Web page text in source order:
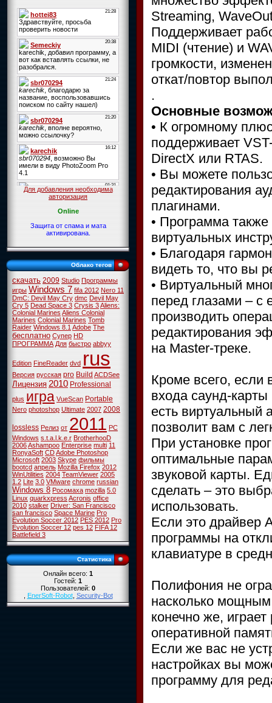
Для добавления необходима
авторизация
Online
Защита от спама и мата
активирована.
Облако тегов
скачать 2009 Studio Программы
игры Windows 7 fifa 2012 Nero 11
DmC: Devil May Cry dmc Devil May
Cry 5 Dead Space 3 Crysis 3Aliens:
Colonial MarinesAliens Colonial
Marines Colonial Marines Tomb
Raider Windows 8.1Adobe The
бесплатно Супер HD
ПРОГРАММА Для быстро abbyy
Edition FineReader dvd rus
Версия русская pro BuildACDSee
Лицензия 2010 Professional
plus игра VueScan Portable
Nero photoshop Ultimate 2007 2008
lossless Релиз от 2011 PC
Windows s.t.a.l.k.e.r BrotherhooD
2006Ashampoo Enterprise multi 11
RonyaSoft CDAdobe Photoshop
Microsoft 2003 Skype фильмы
bootcd апрель Mozilla Firefox 2012
WinUtilities 2004 TeamViewer 2005
1.2 Lite 3.0 VMware chrome russian
Windows 8 Росомаха mozilla 5.0
Linux quarkxpressAcronis office
2010 stalker Driver: San Francisco
san francisco Space Marine Pro
Evolution Soccer 2012 PES 2012 Pro
Evolution Soccer 12 pes 12 FIFA 12
Battlefield 3
Статистика
Онлайн всего:1
Гостей:1
Пользователей:0
,EnerSoft-Robot,Security-Bot
Streaming,
Поддерживает
MIDI (чтение) и
громкости,
откат/повтор
.
Основные
• К огромному
поддерживает
DirectX или RTAS.
• Вы можете
редактирования
плагинами.
• Программа
виртуальных
• Благодаря
видеть то, что вы
• Виртуальный
перед глазами –
производить
редактирования
на Master-треке.
Кроме всего, если
входа саунд-
есть виртуальный
позволит вам с
При установке
оптимальные
звуковой карты.
сделать – это
использовать.
Если это драйвер
программы на
клавиатуре в
Полифония не
насколько
конечно же,
оперативной
Если же вас не
настройках вы
программу для